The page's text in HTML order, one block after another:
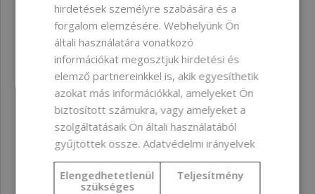
hirdetések személyre szabására és a
forgalom elemzésére. Webhelyünk Ön
általi használatára vonatkozó
információkat megosztjuk hirdetési és
elemző partnereinkkel is, akik egyesíthetik
azokat más információkkal, amelyeket Ön
biztosított számukra, vagy amelyeket a
szolgáltatásaik Ön általi használatából
gyűjtöttek össze.Adatvédelmi irányelvek
Elengedhetetlenül
szükséges
Teljesítmény